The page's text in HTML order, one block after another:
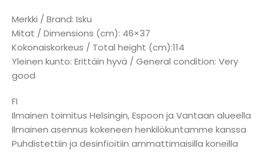
Merkki / Brand: Isku
Mitat / Dimensions (cm): 46×37
Kokonaiskorkeus / Total height (cm):114
Yleinen kunto: Erittäin hyvä / General condition: Very
good
FI
Ilmainen toimitus Helsingin, Espoon ja Vantaan alueella
Ilmainen asennus kokeneen henkilökuntamme kanssa
Puhdistettiin ja desinfioitiin ammattimaisilla koneilla